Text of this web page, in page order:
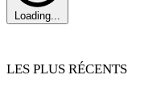
Loading...
LES PLUS RÉCENTS